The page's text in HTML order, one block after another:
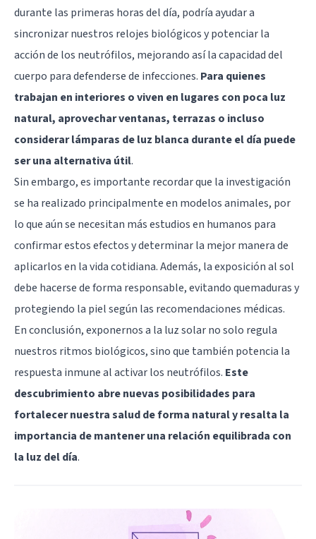
durante las primeras horas del día, podría ayudar a
sincronizar nuestros relojes biológicos y potenciar la
acción de los neutrófilos, mejorando así la capacidad del
cuerpo para defenderse de infecciones. Para quienes
trabajan en interiores o viven en lugares con poca luz
natural, aprovechar ventanas, terrazas o incluso
considerar lámparas de luz blanca durante el día puede
ser una alternativa útil.
Sin embargo, es importante recordar que la investigación
se ha realizado principalmente en modelos animales, por
lo que aún se necesitan más estudios en humanos para
confirmar estos efectos y determinar la mejor manera de
aplicarlos en la vida cotidiana. Además, la exposición al sol
debe hacerse de forma responsable, evitando quemaduras y
protegiendo la piel según las recomendaciones médicas.
En conclusión, exponernos a la luz solar no solo regula
nuestros ritmos biológicos, sino que también potencia la
respuesta inmune al activar los neutrófilos. Este
descubrimiento abre nuevas posibilidades para
fortalecer nuestra salud de forma natural y resalta la
importancia de mantener una relación equilibrada con
la luz del día.